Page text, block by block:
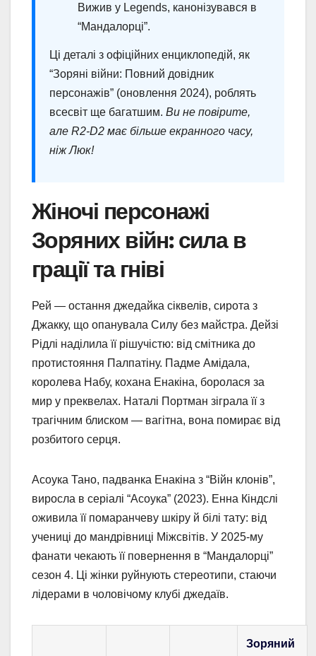
Вижив у Legends, канонізувався в
“Мандалорці”.
Ці деталі з офіційних енциклопедій, як
“Зоряні війни: Повний довідник
персонажів” (оновлення 2024), роблять
всесвіт ще багатшим. Ви не повірите,
але R2-D2 має більше екранного часу,
ніж Люк!
Жіночі персонажі
Зоряних війн: сила в
грації та гніві
Рей — остання джедайка сіквелів, сирота з
Джакку, що опанувала Силу без майстра. Дейзі
Рідлі наділила її рішучістю: від смітника до
протистояння Палпатіну. Падме Амідала,
королева Набу, кохана Енакіна, боролася за
мир у преквелах. Наталі Портман зіграла її з
трагічним блиском — вагітна, вона помирає від
розбитого серця.
Асоука Тано, падванка Енакіна з “Війн клонів”,
виросла в серіалі “Асоука” (2023). Енна Кіндслі
оживила її помаранчеву шкіру й білі тату: від
учениці до мандрівниці Міжсвітів. У 2025-му
фанати чекають її повернення в “Мандалорці”
сезон 4. Ці жінки руйнують стереотипи, стаючи
лідерами в чоловічому клубі джедаїв.
Зоряний